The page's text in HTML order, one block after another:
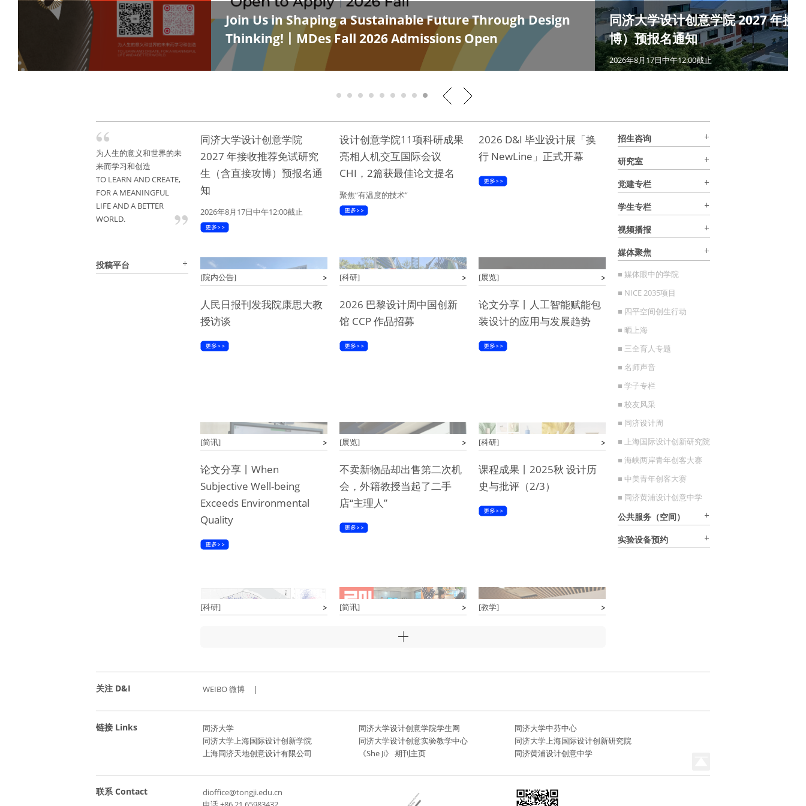
Join Us in Shaping a Sustainable Future Through Design
Thinking!丨MDes Fall 2026 Admissions Open
同济大学设计创意学院 2027 年接
博）预报名通知
2026年8月17日中午12:00截止
1 2 3 4 5 6 7 8 9
为人生的意义和世界的未
来而学习和创造
TO LEARN AND CREATE,
FOR A MEANINGFUL
LIFE AND A BETTER
WORLD.
投稿平台
同济大学设计创意学院
2027 年接收推荐免试研究
生（含直接攻博）预报名通
知
2026年8月17日中午12:00截止
[院内公告]
设计创意学院11项科研成果
亮相人机交互国际会议
CHI，2篇获最佳论文提名
聚焦“有温度的技术”
[科研]
2026 D&I 毕业设计展「换
行 NewLine」正式开幕
[展览]
人民日报刊发我院康思大教
授访谈
[简讯]
2026 巴黎设计周中国创新
馆 CCP 作品招募
[展览]
论文分享丨人工智能赋能包
装设计的应用与发展趋势
[科研]
论文分享丨When
Subjective Well-being
Exceeds Environmental
Quality
[科研]
不卖新物品却出售第二次机
会，外籍教授当起了二手
店“主理人”
[简讯]
课程成果丨2025秋 设计历
史与批评（2/3）
[教学]
招生咨询
研究室
党建专栏
学生专栏
视频播报
媒体聚焦
■ 媒体眼中的学院
■ NICE 2035项目
■ 四平空间创生行动
■ 晒上海
■ 三全育人专题
■ 名师声音
■ 学子专栏
■ 校友风采
■ 同济设计周
■ 上海国际设计创新研究院
■ 海峡两岸青年创客大赛
■ 中美青年创客大赛
■ 同济黄浦设计创意中学
公共服务（空间）
实验设备预约
关注 D&I WEIBO 微博 |
链接 Links 同济大学 同济大学设计创意学院学生网
同济大学中芬中心
同济大学上海国际设计创新学院
同济大学设计创意实验教学中心
同济大学上海国际设计创新研究院
上海同济天地创意设计有限公司
《She Ji》 期刊主页 同济黄浦设计创意中学
联系 Contact
dioffice@tongji.edu.cn